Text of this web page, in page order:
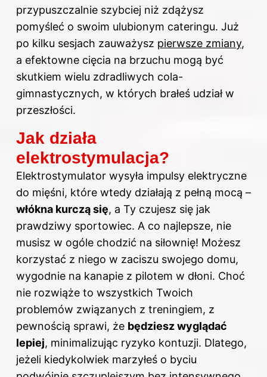
przypuszczalnie szybciej niż zdążysz
pomyśleć o swoim ulubionym cateringu. Już
po kilku sesjach zauważysz pierwsze zmiany,
a efektowne cięcia na brzuchu mogą być
skutkiem wielu zdradliwych cola-
gimnastycznych, w których brałeś udział w
przeszłości.
Jak działa
elektrostymulacja?
Elektrostymulator wysyła impulsy elektryczne
do mięśni, które wtedy działają z pełną mocą –
włókna kurczą się, a Ty czujesz się jak
prawdziwy sportowiec. A co najlepsze, nie
musisz w ogóle chodzić na siłownię! Możesz
korzystać z niego w zaciszu swojego domu,
wygodnie na kanapie z pilotem w dłoni. Choć
nie rozwiąże to wszystkich Twoich
problemów związanych z treningiem, z
pewnością sprawi, że będziesz wyglądać
lepiej, minimalizując ryzyko kontuzji. Dlatego,
jeżeli kiedykolwiek marzyłeś o byciu